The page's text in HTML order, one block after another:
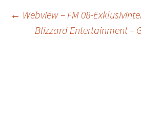
Post
← Webview – FM 08-
Blizzard Entertainment –